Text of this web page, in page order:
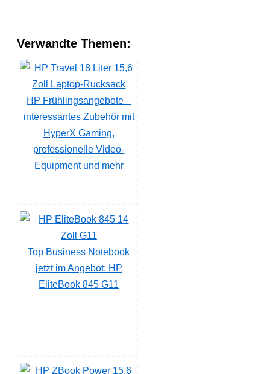
Verwandte Themen:
HP Frühlingsangebote –
interessantes Zubehör mit
HyperX Gaming,
professionelle Video-
Equipment und mehr
Top Business Notebook
jetzt im Angebot: HP
EliteBook 845 G11